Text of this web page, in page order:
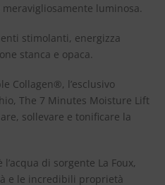
luminosa.
stimolanti, energizza
stanca e opaca.
Collagen®, l’esclusivo
The 7 Minutes Moisture Lift
sollevare e tonificare la
di sorgente La Foux,
e le incredibili proprietà